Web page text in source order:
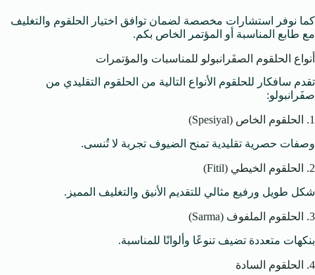
كما نوفر استشارات مخصصة لضمان توافق اختيار الحلقوم والتغليف
مع طابع المناسبة أو المؤتمر الخاص بكم.
أنواع الحلقوم الصفَرانبولو للمناسبات والمؤتمرات
تقدم سافكار للحلقوم الأنواع التالية من الحلقوم التقليدي من
صفَرانبولو:
1. الحلقوم الخاص (Spesiyal)
وصفات حصرية تقليدية تمنح الضيوف تجربة لا تُنسى.
2. الحلقوم الخيطي (Fitil)
شكل طويل ورفيع مثالي للتقديم الأنيق والتغليف المميز.
3. الحلقوم الملفوف (Sarma)
بنكهات متعددة تضيف تنوعًا وألوانًا للمناسبة.
4. الحلقوم السادة